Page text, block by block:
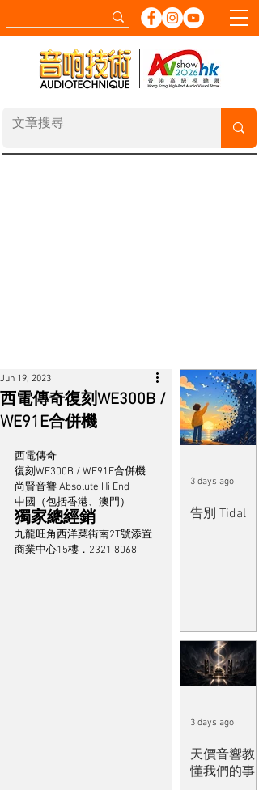
西電傳奇復刻WE300B /
WE91E合併機
Jun 19, 2023
西電傳奇
復刻WE300B / WE91E合併機
尚賢音響 Absolute Hi End
中國（包括香港、澳門）
獨家總經銷
九龍旺角西洋菜街南2T號添置
商業中心15樓．2321 8068
告別 Tidal
3 days ago
天價音響教
懂我們的事
3 days ago